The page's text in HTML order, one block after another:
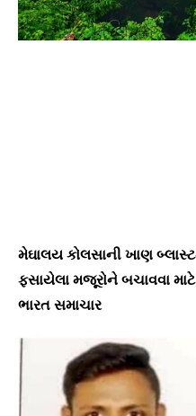
મેઘાલય કોલસાની ખાણ
ફસાયેલા મજૂરોને બચાવવા
ભારત સમાચાર